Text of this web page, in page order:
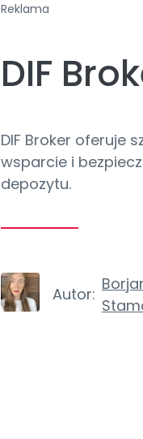
Reklama
DIF
DIF Broker oferuje
wsparcie i
depozytu.
Autor: